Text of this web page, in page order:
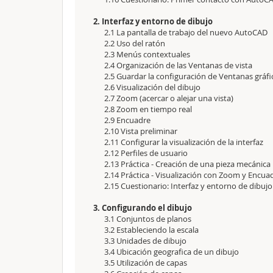
2. Interfaz y entorno de dibujo
2.1 La pantalla de trabajo del nuevo AutoCAD
2.2 Uso del ratón
2.3 Menús contextuales
2.4 Organización de las Ventanas de vista
2.5 Guardar la configuración de Ventanas
2.6 Visualización del dibujo
2.7 Zoom (acercar o alejar una vista)
2.8 Zoom en tiempo real
2.9 Encuadre
2.10 Vista preliminar
2.11 Configurar la visualización de la interfaz
2.12 Perfiles de usuario
2.13 Práctica - Creación de una pieza mecánica
2.14 Práctica - Visualización con Zoom y
2.15 Cuestionario: Interfaz y entorno de dibujo
3. Configurando el dibujo
3.1 Conjuntos de planos
3.2 Estableciendo la escala
3.3 Unidades de dibujo
3.4 Ubicación geografica de un dibujo
3.5 Utilización de capas